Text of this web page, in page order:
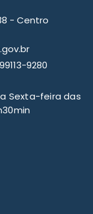
- Centro
9280
Sexta-feira das